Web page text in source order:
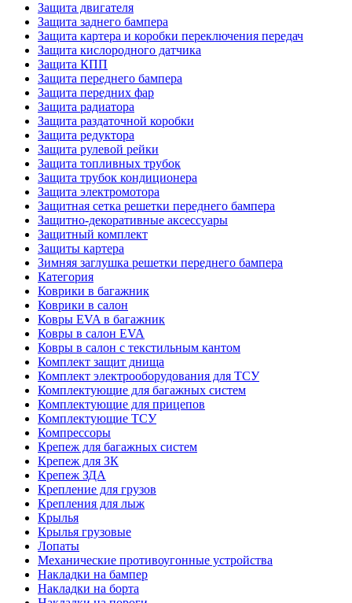
Защита двигателя
Защита заднего бампера
Защита картера и коробки переключения передач
Защита кислородного датчика
Защита КПП
Защита переднего бампера
Защита передних фар
Защита радиатора
Защита раздаточной коробки
Защита редуктора
Защита рулевой рейки
Защита топливных трубок
Защита трубок кондиционера
Защита электромотора
Защитная сетка решетки переднего бампера
Защитно-декоративные аксессуары
Защитный комплект
Защиты картера
Зимняя заглушка решетки переднего бампера
Категория
Коврики в багажник
Коврики в салон
Ковры EVA в багажник
Ковры в салон EVA
Ковры в салон с текстильным кантом
Комплект защит днища
Комплект электрооборудования для ТСУ
Комплектующие для багажных систем
Комплектующие для прицепов
Комплектующие ТСУ
Компрессоры
Крепеж для багажных систем
Крепеж для ЗК
Крепеж ЗДА
Крепление для грузов
Крепления для лыж
Крылья
Крылья грузовые
Лопаты
Механические противоугонные устройства
Накладки на бампер
Накладки на борта